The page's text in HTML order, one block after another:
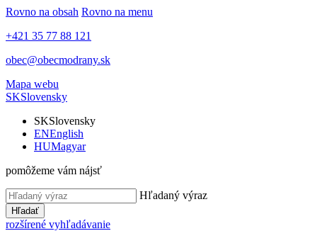
Rovno na obsah Rovno na menu
+421 35 77 88 121
obec@obecmodrany.sk
Mapa webu
SKSlovensky
SKSlovensky
ENEnglish
HUMagyar
pomôžeme vám nájsť
Hľadaný výraz
Hľadať
rozšírené vyhľadávanie